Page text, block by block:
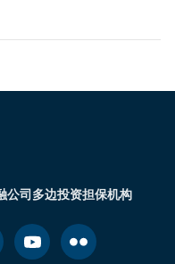
公司多边投资担保机构